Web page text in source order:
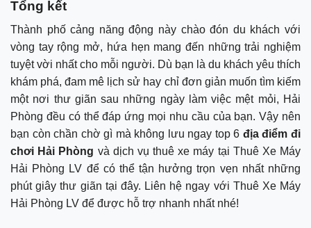
Tổng kết
Thành phố cảng năng động này chào đón du khách với
vòng tay rộng mở, hứa hẹn mang đến những trải nghiệm
tuyệt vời nhất cho mỗi người. Dù bạn là du khách yêu thích
khám phá, đam mê lịch sử hay chỉ đơn giản muốn tìm kiếm
một nơi thư giãn sau những ngày làm việc mệt mỏi, Hải
Phòng đều có thể đáp ứng mọi nhu cầu của bạn. Vậy nên
bạn còn chần chờ gì mà không lưu ngay top 6 địa điểm đi
chơi Hải Phòng và dịch vụ thuê xe máy tại Thuê Xe Máy
Hải Phòng LV để có thể tận hưởng trọn vẹn nhất những
phút giây thư giãn tại đây. Liên hệ ngay với Thuê Xe Máy
Hải Phòng LV để được hỗ trợ nhanh nhất nhé!